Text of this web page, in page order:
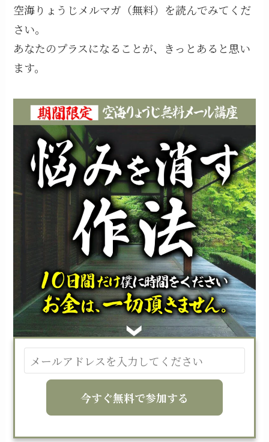
空海りょうじメルマガ（無料）を読んでみてくだ
さい。
あなたのプラスになることが、きっとあると思い
ます。